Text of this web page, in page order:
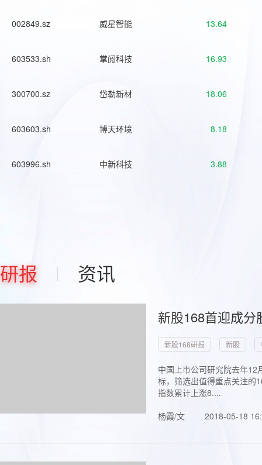
002849.sz 威星智能 13.64
603533.sh 掌阅科技 16.93
300700.sz 岱勒新材 18.06
603603.sh 博天环境 8.18
603996.sh 中新科技 3.88
研报 资讯
新股168首迎成
新股168研报 新股
中国上市公司研究院去年
标，筛选出值得重点关注的
指数累计上涨8....
杨霞/文
2018-05-18